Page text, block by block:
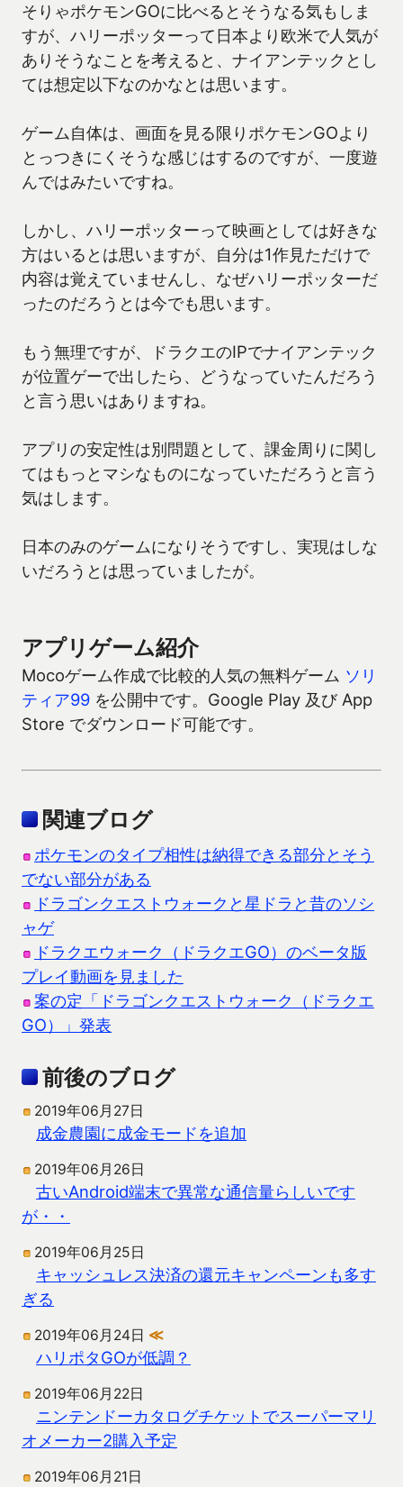
そりゃポケモンGOに比べるとそうなる気もしま
すが、ハリーポッターって日本より欧米で人気が
ありそうなことを考えると、ナイアンテックとし
ては想定以下なのかなとは思います。
ゲーム自体は、画面を見る限りポケモンGOより
とっつきにくそうな感じはするのですが、一度遊
んではみたいですね。
しかし、ハリーポッターって映画としては好きな
方はいるとは思いますが、自分は1作見ただけで
内容は覚えていませんし、なぜハリーポッターだ
ったのだろうとは今でも思います。
もう無理ですが、ドラクエのIPでナイアンテック
が位置ゲーで出したら、どうなっていたんだろう
と言う思いはありますね。
アプリの安定性は別問題として、課金周りに関し
てはもっとマシなものになっていただろうと言う
気はします。
日本のみのゲームになりそうですし、実現はしな
いだろうとは思っていましたが。
アプリゲーム紹介
Mocoゲーム作成で比較的人気の無料ゲーム ソリ
ティア99 を公開中です。Google Play 及び App
Store でダウンロード可能です。
関連ブログ
ポケモンのタイプ相性は納得できる部分とそう
でない部分がある
ドラゴンクエストウォークと星ドラと昔のソシ
ャゲ
ドラクエウォーク（ドラクエGO）のベータ版
プレイ動画を見ました
案の定「ドラゴンクエストウォーク（ドラクエ
GO）」発表
前後のブログ
2019年06月27日
成金農園に成金モードを追加
2019年06月26日
古いAndroid端末で異常な通信量らしいです
が・・
2019年06月25日
キャッシュレス決済の還元キャンペーンも多す
ぎる
2019年06月24日 ≪
ハリポタGOが低調？
2019年06月22日
ニンテンドーカタログチケットでスーパーマリ
オメーカー2購入予定
2019年06月21日